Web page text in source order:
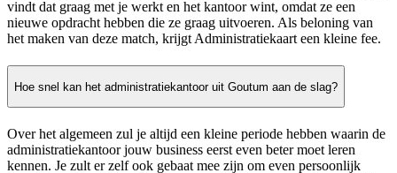
vindt dat graag met je werkt en het kantoor wint, omdat ze een
nieuwe opdracht hebben die ze graag uitvoeren. Als beloning van
het maken van deze match, krijgt Administratiekaart een kleine fee.
Hoe snel kan het administratiekantoor uit Goutum aan de slag?
Over het algemeen zul je altijd een kleine periode hebben waarin de
administratiekantoor jouw business eerst even beter moet leren
kennen. Je zult er zelf ook gebaat mee zijn om even persoonlijk